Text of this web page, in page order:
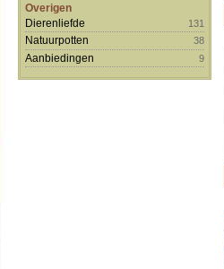
Overigen
Dierenliefde
131
Natuurpotten 38
Aanbiedingen 9